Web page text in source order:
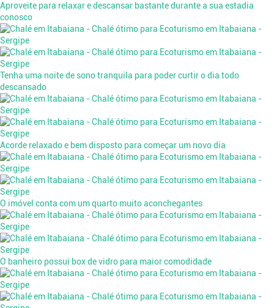
Aproveite para relaxar e descansar bastante durante a sua estadia
conosco
Tenha uma noite de sono tranquila para poder curtir o dia todo
descansado
Acorde relaxado e bem disposto para começar um novo dia
O imóvel conta com um quarto muito aconchegantes
O banheiro possui box de vidro para maior comodidade